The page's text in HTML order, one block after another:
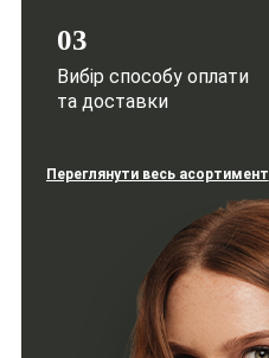
03
Вибір способу оплати
та доставки
Переглянути весь асортимент